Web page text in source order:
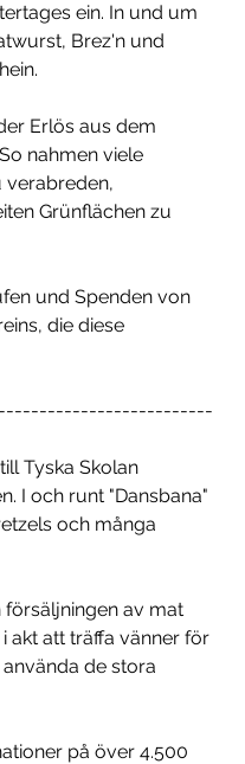
ein. In und um
Brez'n und
Erlös aus dem
nahmen viele
verabreden,
Grünflächen zu
und Spenden von
die diese
Tyska Skolan
I och runt "Dansbana"
och många
av mat
akt att träffa vänner för
de stora
på över 4.500